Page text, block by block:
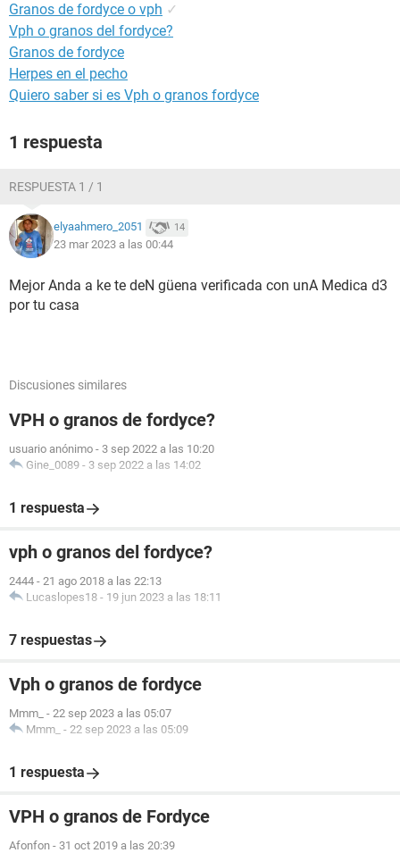
Granos de fordyce o vph ✓
Vph o granos del fordyce?
Granos de fordyce
Herpes en el pecho
Quiero saber si es Vph o granos fordyce
1 respuesta
RESPUESTA 1 / 1
elyaahmero_2051 14
23 mar 2023 a las 00:44
Mejor Anda a ke te deN güena verificada con unA Medica d3
por tu casa
Discusiones similares
VPH o granos de fordyce?
usuario anónimo - 3 sep 2022 a las 10:20
Gine_0089 - 3 sep 2022 a las 14:02
1 respuesta
vph o granos del fordyce?
2444 - 21 ago 2018 a las 22:13
Lucaslopes18 - 19 jun 2023 a las 18:11
7 respuestas
Vph o granos de fordyce
Mmm_ - 22 sep 2023 a las 05:07
Mmm_ - 22 sep 2023 a las 05:09
1 respuesta
VPH o granos de Fordyce
Afonfon - 31 oct 2019 a las 20:39